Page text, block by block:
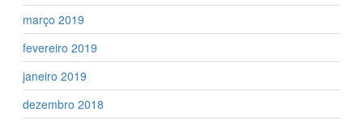
março 2019
fevereiro 2019
janeiro 2019
dezembro 2018